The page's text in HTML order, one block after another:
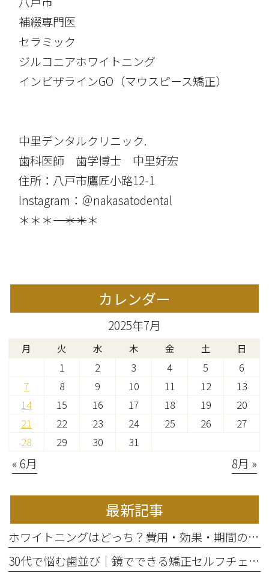
補綴専門医
セラミック
ジルコニアホワイトニング
インビザラインGO（マウスピース矯正）
中里デンタルクリニック.
歯科医師 歯学博士 中里好宏
住所：八戸市鷹匠小路12-1
Instagram：＠nakasatodental
＊＊＊――――――――――――――――＊＊＊
カレンダー
2025年7月
月 火 水 木 金 土 日
1 2 3 4 5
6
7
8 9 10 11 12
13
14
15 16 17 18 19
20
21
22 23 24 25 26
27
28
29 30 31
« 6月 8月 »
最新記事
ホワイトニングはどっち？費用・効果・期間の違いから選び方を解説
30代で悩む歯並び｜鏡でできる矯正セルフチェックと将来のリスク